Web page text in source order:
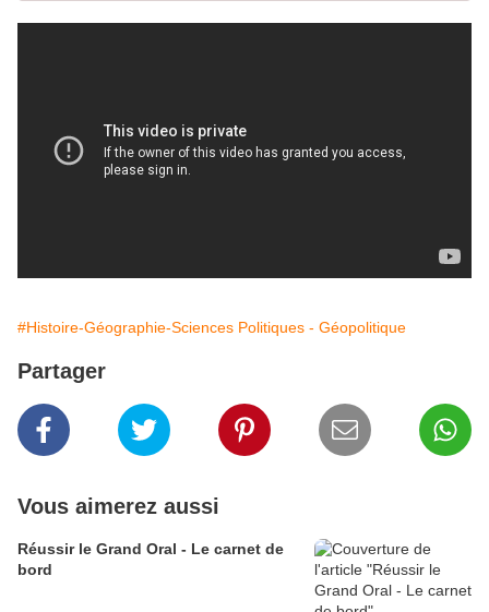
#Histoire-Géographie-Sciences Politiques - Géopolitique
Partager
Vous aimerez aussi
Réussir le Grand Oral - Le carnet de
bord